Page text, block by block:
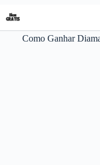
para
o
conteúdoComo Ganhar